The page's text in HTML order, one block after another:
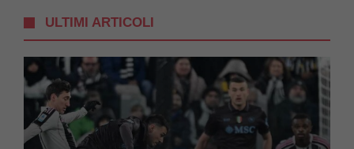
ULTIMI ARTICOLI